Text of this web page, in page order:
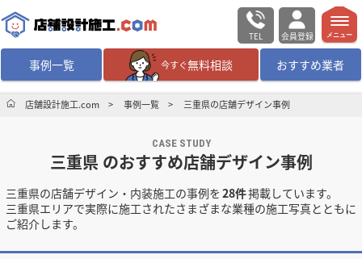
TEL 会員登録
事例一覧 今すぐ無料相談 おすすめ業者
無料相談 ログイン／会員登録
デザイン設計・施工 業者を探す
店舗・商業施設の施工事例を探す
メニュー
店舗設計施工.com 事例一覧 三重県の店舗デザイン事例
CASE STUDY
三重県 のおすすめ店舗デザイン事例
三重県の店舗デザイン・内装施工の事例を28件掲載しています。
三重県エリアで実際に施工されたさまざまな業種の施工写真とともに
ご紹介します。